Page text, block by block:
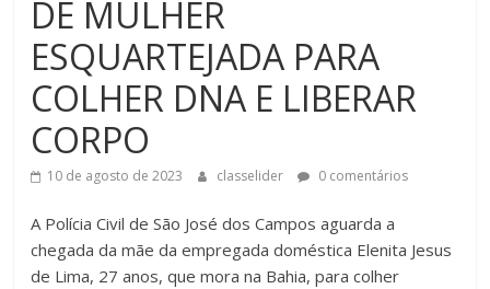
DE MULHER
ESQUARTEJADA PARA
COLHER DNA E LIBERAR
CORPO
10 de agosto de 2023 classelider 0 comentários
A Polícia Civil de São José dos Campos aguarda a
chegada da mãe da empregada doméstica Elenita Jesus
de Lima, 27 anos, que mora na Bahia, para colher